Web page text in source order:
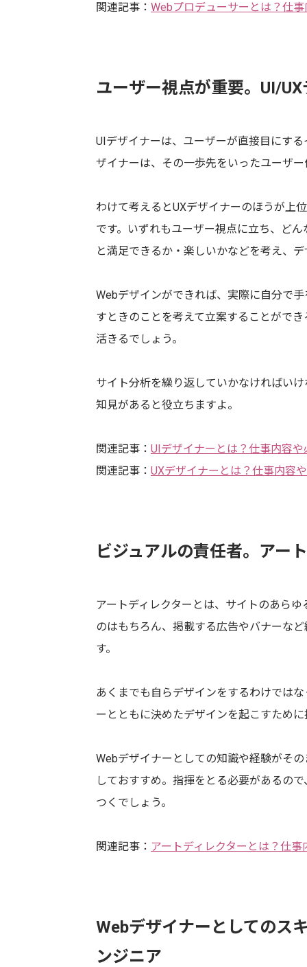
関連記事： Webプロデューサーとは？仕
ユーザー視点が重要。UI/
UIデザイナーは、ユーザーが直接目にす
ザイナーは、その一歩先をいったユーザ
わけて考えるとUXデザイナーのほうが上
です。いずれもユーザー視点に立ち、ど
と満足できるか・楽しいかなどを考え、
Webデザインができれば、実際に自分で
すときのことを考えて立案することがで
活きるでしょう。
サイト分析を繰り返していかなければい
知見があると役立ちますよ。
関連記事： UIデザイナーとは？仕事内容
関連記事： UXデザイナーとは？仕事内容
ビジュアルの責任者。アー
アートディレクターとは、サイトのあら
のはもちろん、掲載する広告やバナーな
す。
あくまでも自らデザインをするわけでは
ーとともに決めたデザインを起こすため
Webデザイナーとしての知識や経験がそ
しておすすめ。指揮をとる必要があるの
つくでしょう。
関連記事： アートディレクターとは？仕
Webデザイナーとしてのス
ンジニア